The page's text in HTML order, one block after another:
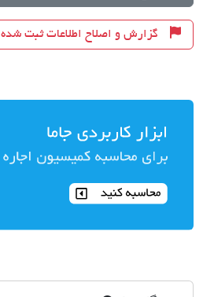
گزارش و اصلاح اطلاعات ثبت شده